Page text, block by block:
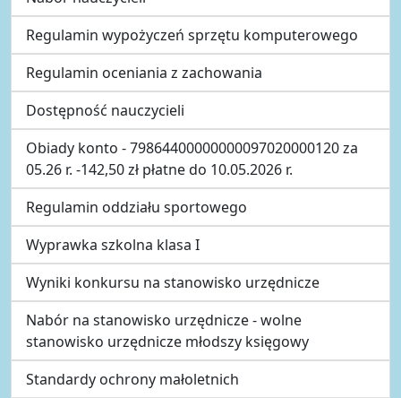
Regulamin wypożyczeń sprzętu komputerowego
Regulamin oceniania z zachowania
Dostępność nauczycieli
Obiady konto - 79864400000000097020000120 za
05.26 r. -142,50 zł płatne do 10.05.2026 r.
Regulamin oddziału sportowego
Wyprawka szkolna klasa I
Wyniki konkursu na stanowisko urzędnicze
Nabór na stanowisko urzędnicze - wolne
stanowisko urzędnicze młodszy księgowy
Standardy ochrony małoletnich